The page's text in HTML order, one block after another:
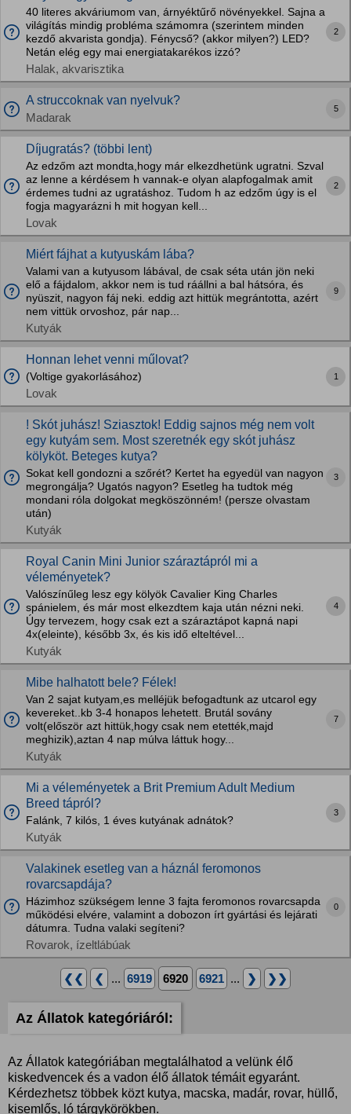
40 literes akváriumom van, árnyéktűrő növényekkel. Sajna a
világítás mindig probléma számomra (szerintem minden
kezdő akvarista gondja). Fénycső? (akkor milyen?) LED?
Netán elég egy mai energiatakarékos izzó?
Halak, akvarisztika
2
A struccoknak van nyelvuk?
Madarak
5
Díjugratás? (többi lent)
Az edzőm azt mondta,hogy már elkezdhetünk ugratni. Szval
az lenne a kérdésem h vannak-e olyan alapfogalmak amit
érdemes tudni az ugratáshoz. Tudom h az edzőm úgy is el
fogja magyarázni h mit hogyan kell...
Lovak
2
Miért fájhat a kutyuskám lába?
Valami van a kutyusom lábával, de csak séta után jön neki
elő a fájdalom, akkor nem is tud ráállni a bal hátsóra, és
nyüszit, nagyon fáj neki. eddig azt hittük megrántotta, azért
nem vittük orvoshoz, pár nap...
Kutyák
9
Honnan lehet venni műlovat?
(Voltige gyakorlásához)
Lovak
1
! Skót juhász! Sziasztok! Eddig sajnos még nem volt
egy kutyám sem. Most szeretnék egy skót juhász
kölyköt. Beteges kutya?
Sokat kell gondozni a szőrét? Kertet ha egyedül van nagyon
megrongálja? Ugatós nagyon? Esetleg ha tudtok még
mondani róla dolgokat megköszönném! (persze olvastam
után)
Kutyák
3
Royal Canin Mini Junior száraztápról mi a
véleményetek?
Valószínűleg lesz egy kölyök Cavalier King Charles
spánielem, és már most elkezdtem kaja után nézni neki.
Úgy tervezem, hogy csak ezt a száraztápot kapná napi
4x(eleinte), később 3x, és kis idő elteltével...
Kutyák
4
Mibe halhatott bele? Félek!
Van 2 sajat kutyam,es melléjük befogadtunk az utcarol egy
kevereket..kb 3-4 honapos lehetett. Brutál sovány
volt(először azt hittük,hogy csak nem etették,majd
meghizik),aztan 4 nap múlva láttuk hogy...
Kutyák
7
Mi a véleményetek a Brit Premium Adult Medium
Breed tápról?
Falánk, 7 kilós, 1 éves kutyának adnátok?
Kutyák
3
Valakinek esetleg van a háznál feromonos
rovarcsapdája?
Házimhoz szükségem lenne 3 fajta feromonos rovarcsapda
működési elvére, valamint a dobozon írt gyártási és lejárati
dátumra. Tudna valaki segíteni?
Rovarok, ízeltlábúak
0
❮❮ ❮ ... 6919 6920 6921 ... ❯ ❯❯
Az Állatok kategóriáról:
Az Állatok kategóriában megtalálhatod a velünk élő
kiskedvencek és a vadon élő állatok témáit egyaránt.
Kérdezhetsz többek közt kutya, macska, madár, rovar, hüllő,
kisemlős, ló tárgykörökben.